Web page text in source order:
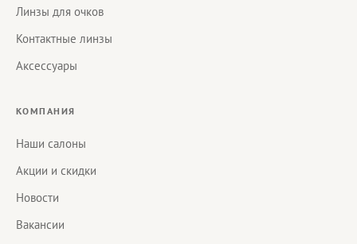
Линзы для очков
Контактные линзы
Аксессуары
КОМПАНИЯ
Наши салоны
Акции и скидки
Новости
Вакансии